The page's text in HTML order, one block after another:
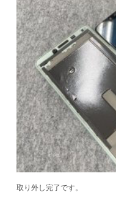
取り外し完了です。